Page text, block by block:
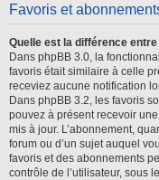
Favoris et
Quelle est la différence
Dans phpBB 3.0, la
favoris était similaire à celle
receviez aucune notification
Dans phpBB 3.2, les favoris
pouvez à présent recevoir
mis à jour. L’abonnement,
forum ou d’un sujet auquel
favoris et des abonnements
contrôle de l’utilisateur, sous